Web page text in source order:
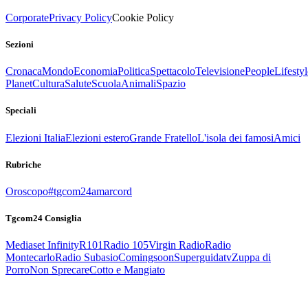
CorporatePrivacy PolicyCookie Policy
Sezioni
CronacaMondoEconomiaPoliticaSpettacoloTelevisionePeople
PlanetCulturaSaluteScuolaAnimaliSpazio
Speciali
Elezioni ItaliaElezioni esteroGrande FratelloL'isola dei famosiAmici
Rubriche
Oroscopo#tgcom24amarcord
Tgcom24 Consiglia
Mediaset InfinityR101Radio 105Virgin RadioRadio
MontecarloRadio SubasioComingsoonSuperguidatvZuppa di
PorroNon SprecareCotto e Mangiato